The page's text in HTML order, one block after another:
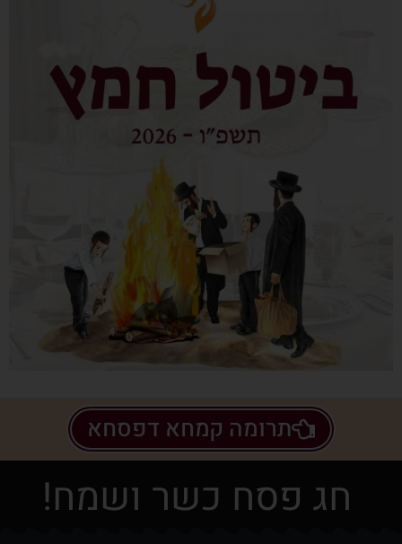
תרומה קמחא דפסחא
חג פסח כשר ושמח!